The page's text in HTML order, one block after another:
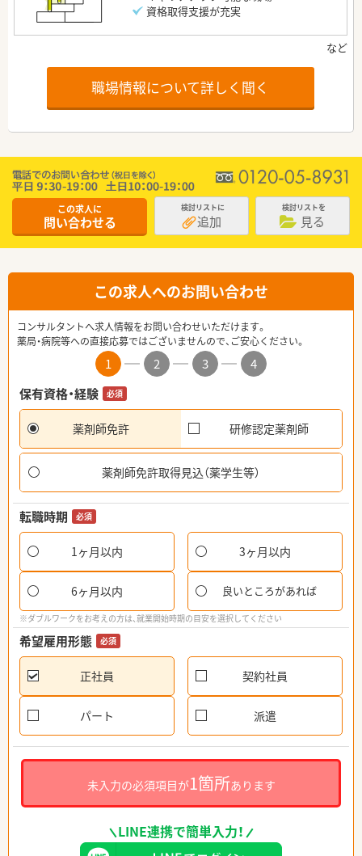
資格取得支援が充実
職場情報について詳しく聞く
この求人に
問い合わせる
検討リストに
追加
検討リストを
見る
この求人へのお問い合わせ
コンサルタントへ求人情報をお問い合わせいただけます。
薬局・病院等への直接応募ではございませんので、ご安心ください。
1 2 3
4
保有資格・経験
必須
薬剤師免許 研修認定薬剤師
薬剤師免許取得見込（薬学生等）
転職時期 必須
1ヶ月以内 3ヶ月以内
6ヶ月以内 良いところがあれば
※ダブルワークをお考えの方は、就業開始時期の目安を選択してください
希望雇用形態 必須
正社員 契約社員
パート 派遣
未入力の必須項目が1箇所あります
LINE連携で簡単入力！